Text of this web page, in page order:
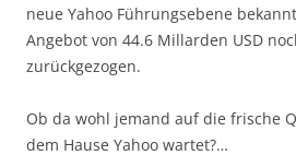
neue Yahoo Führungsebene
Angebot von 44.6 Millarden USD
zurückgezogen.
Ob da wohl jemand auf die frische
dem Hause Yahoo wartet?…